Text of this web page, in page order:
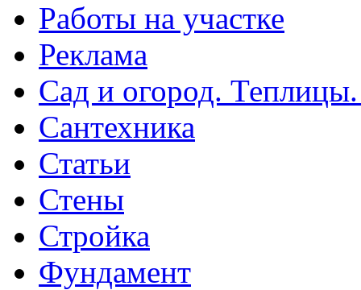
Работы на участке
Реклама
Сад и огород.
Сантехника
Статьи
Стены
Стройка
Фундамент